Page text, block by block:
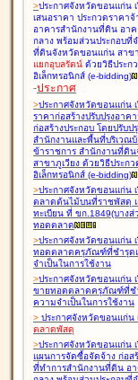
>ประกาศจังหวัดขอนแก่น เ
เสนอราคา ประกวดราคาจ้
อาคารสำนักงานที่ดิน อา
กลาง พร้อมส่วนประกอบที่
ที่ดินจังหวัดขอนแก่น สาข
แยกอุบลรัตน์ ด้วยวิธีประก
อิเล็กทรอนิกส์ (e-bidding)
-ประกาศ
>ประกาศจังหวัดขอนแก่น เ
ราคาก่อสร้างปรับปรุงอาค
ก่อสร้างประกอบ โดยปรับป
สำนักงานและพื้นที่บริเวณ
ข้าราชการ สำนักงานที่ดิ
สาขาภูเวียง ด้วยวิธีประกว
อิเล็กทรอนิกส์ (e-bidding)
>ประกาศจังหวัดขอนแก่น เ
ตลาดต้นไม้บนที่ราชพัสดุ
ทะเบียน ที่ ขก.1849(บางส่
ทอดตลาด
>ประกาศจังหวัดขอนแก่น เ
ทอดตลาดครุภัณฑ์ที่ชำรุด
จำเป็นในการใช้งาน
>ประกาศจังหวัดขอนแก่น เ
ขายทอดตลาดครุภัณฑ์ที่ช
ความจำเป็นในการใช้งาน
> ประกาศจังหวัดขอนแก่น
ตลาดพัสดุ
>ประกาศจังหวัดขอนแก่น เ
แผนการจัดซื้อจัดจ้าง ก่อส
ที่ทำการสำนักงานที่ดิน อ